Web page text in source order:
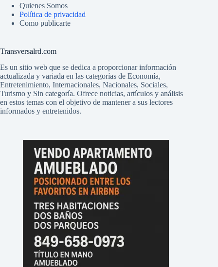
Quienes Somos
Política de privacidad
Como publicarte
Transversalrd.com
Es un sitio web que se dedica a proporcionar información
actualizada y variada en las categorías de Economía,
Entretenimiento, Internacionales, Nacionales, Sociales,
Turismo y Sin categoría. Ofrece noticias, artículos y análisis
en estos temas con el objetivo de mantener a sus lectores
informados y entretenidos.